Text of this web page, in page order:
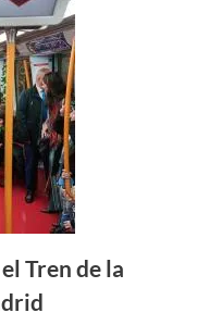
Tren de la